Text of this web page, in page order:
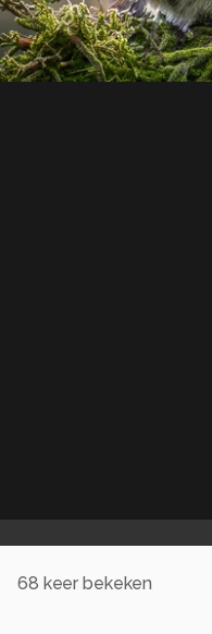
68 keer bekeken